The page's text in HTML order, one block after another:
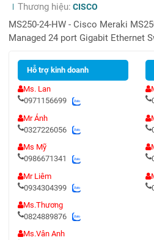
Thương hiệu: CISCO
MS250-24-HW - Cisco Meraki
Managed 24 port Gigabit Ethernet
Hỗ trợ kinh doanh
Ms. Lan
0971156699
Mr Ánh
0327226056
Ms Mỹ
0986671341
Mr Liêm
0934304399
Ms.Thương
0824889876
Ms.Vân Anh